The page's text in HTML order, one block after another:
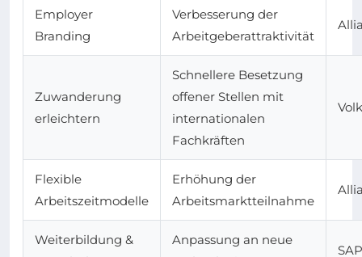
Employer
Branding
Verbesserung der
Arbeitgeberattraktivität
Zuwanderung
erleichtern
Schnellere Besetzung
offener Stellen mit
internationalen
Fachkräften
Flexible
Arbeitszeitmodelle
Erhöhung der
Arbeitsmarktteilnahme
Weiterbildung &
Anpassung an neue